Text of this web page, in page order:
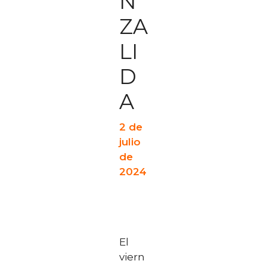
ZA
LI
D
A
2 de
julio
de
2024
El
viern